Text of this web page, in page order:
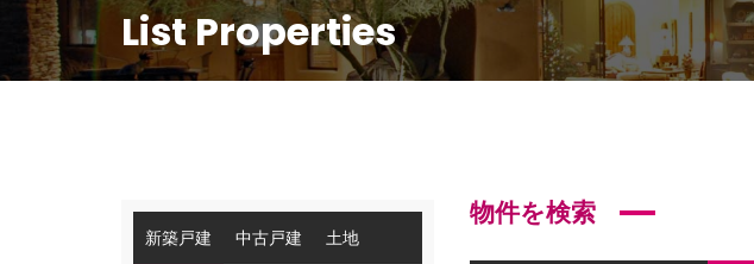
List Properties
物件を検索
新築戸建 中古戸建 土地